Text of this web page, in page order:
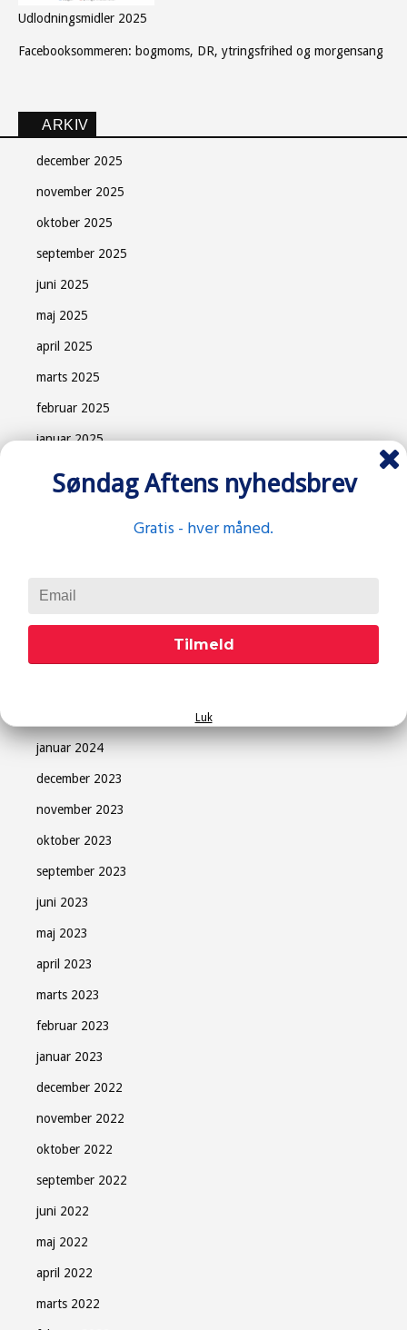
Udlodningsmidler 2025
Facebooksommeren: bogmoms, DR, ytringsfrihed og morgensang
ARKIV
december 2025
november 2025
oktober 2025
september 2025
juni 2025
maj 2025
april 2025
marts 2025
februar 2025
januar 2025
december 2024
juni 2024
maj 2024
januar 2024
december 2023
november 2023
oktober 2023
september 2023
juni 2023
maj 2023
april 2023
marts 2023
februar 2023
januar 2023
december 2022
november 2022
oktober 2022
september 2022
juni 2022
maj 2022
april 2022
marts 2022
Søndag Aftens nyhedsbrev
Gratis - hver måned.
Tilmeld
Luk